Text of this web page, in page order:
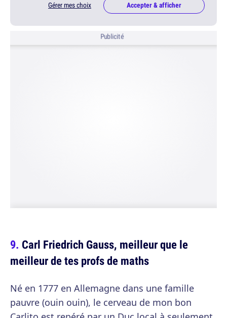
Gérer mes choix Accepter & afficher
Publicité
Carl Friedrich Gauss, meilleur que le
meilleur de tes profs de maths
Né en 1777 en Allemagne dans une famille
pauvre (ouin ouin), le cerveau de mon bon